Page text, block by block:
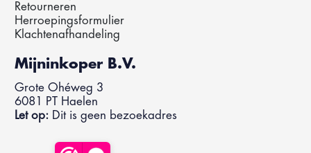
Retourneren
Herroepingsformulier
Klachtenafhandeling
Mijninkoper B.V.
Grote Ohéweg 3
6081 PT Haelen
Let op: Dit is geen bezoekadres